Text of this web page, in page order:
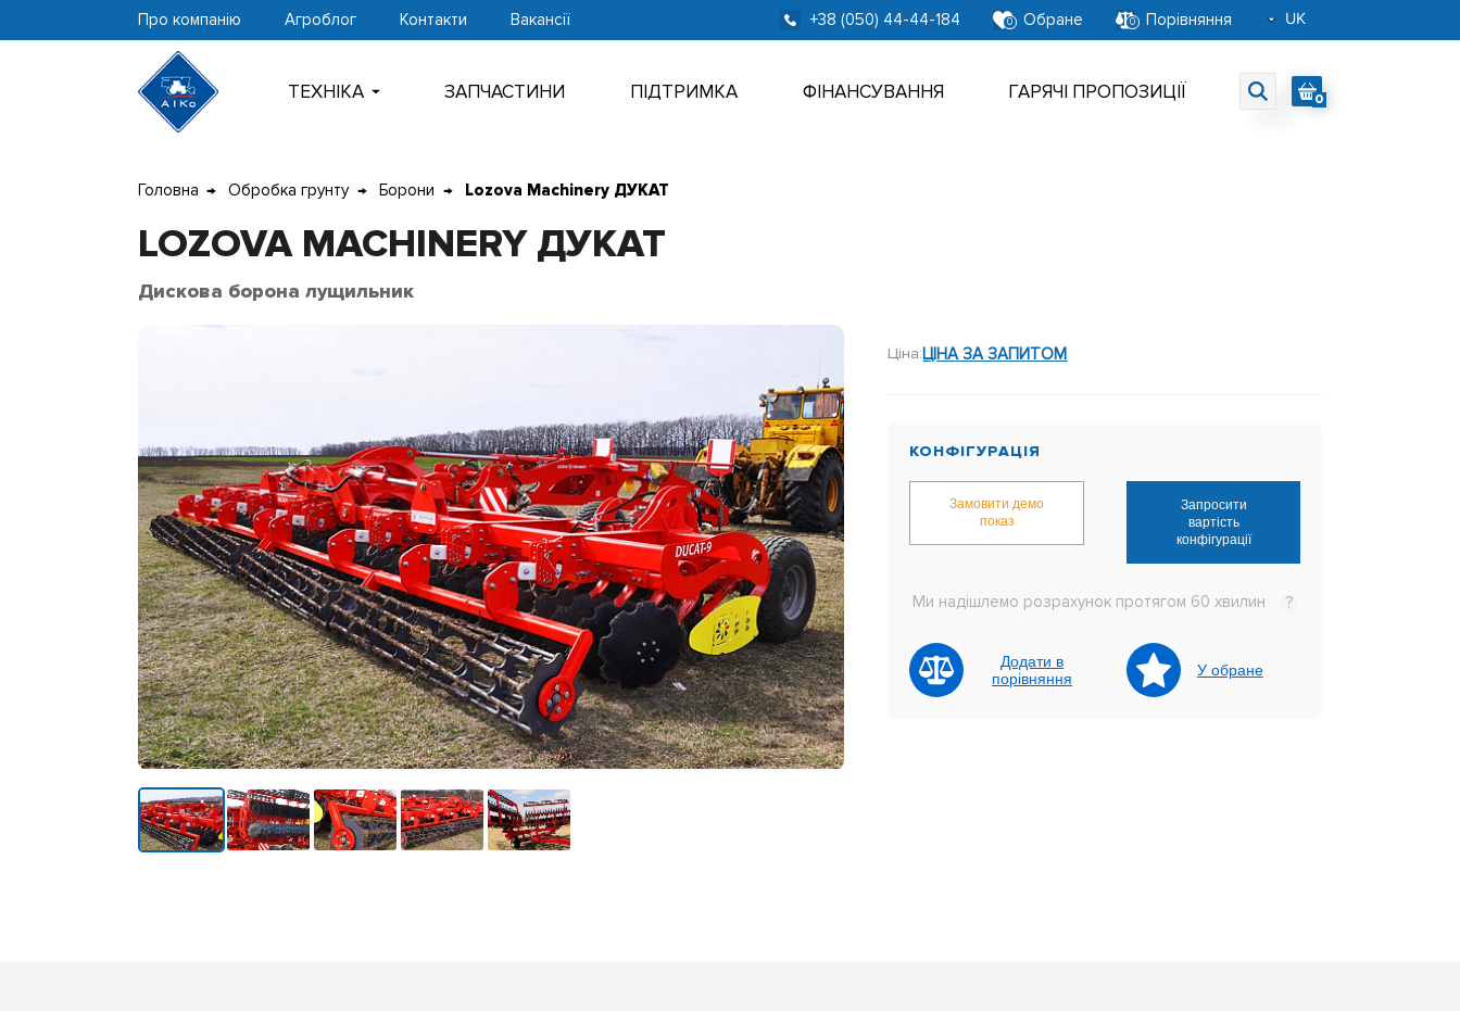
Про компанію Агроблог Контакти Вакансії +38 (050) 44-44-184 0 Обране 0 Порівняння
UK
RU
EN
ТЕХНIКА ЗАПЧАСТИНИ ПІДТРИМКА ФІНАНСУВАННЯ ГАРЯЧІ ПРОПОЗИЦІЇ 0
Головна Обробка грунту Борони Lozova Machinery ДУКАТ
LOZOVA MACHINERY ДУКАТ
Дискова борона лущильник
Ціна:ЦІНА ЗА ЗАПИТОМ
КОНФІГУРАЦІЯ
Замовити демо
показ
Запросити
вартість
конфігурації
Ми надішлемо розрахунок протягом 60 хвилин ?
Додати в
порівняння
У обране